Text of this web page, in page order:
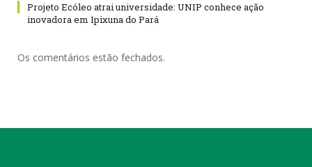
Projeto Ecóleo atrai universidade: UNIP conhece ação
inovadora em Ipixuna do Pará
Os comentários estão fechados.